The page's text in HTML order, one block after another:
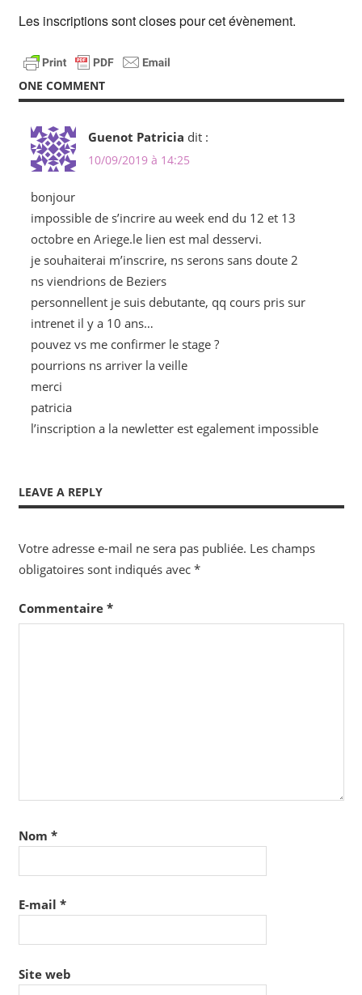
Les inscriptions sont closes pour cet évènement.
ONE COMMENT
Guenot Patricia dit :
10/09/2019 à 14:25
bonjour
impossible de s’incrire au week end du 12 et 13
octobre en Ariege.le lien est mal desservi.
je souhaiterai m’inscrire, ns serons sans doute 2
ns viendrions de Beziers
personnellent je suis debutante, qq cours pris sur
intrenet il y a 10 ans…
pouvez vs me confirmer le stage ?
pourrions ns arriver la veille
merci
patricia
l’inscription a la newletter est egalement impossible
LEAVE A REPLY
Votre adresse e-mail ne sera pas publiée. Les champs
obligatoires sont indiqués avec *
Commentaire *
Nom *
E-mail *
Site web